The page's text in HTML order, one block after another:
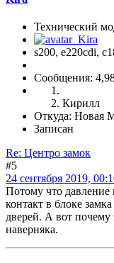
Технический
s200, е220cdi,
Сообщения:
Кирилл
Откуда: Новая
Записан
Re: Центро замок
#5
24 сентября 2019,
Потому что давление
контакт в блоке
дверей. А вот почему
наверняка.